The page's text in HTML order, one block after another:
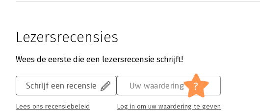
Lezersrecensies
Wees de eerste die een lezersrecensie schrijft!
Schrijf een recensie
Lees ons recensiebeleid
Uw waardering ?
Log in om uw waardering te geven